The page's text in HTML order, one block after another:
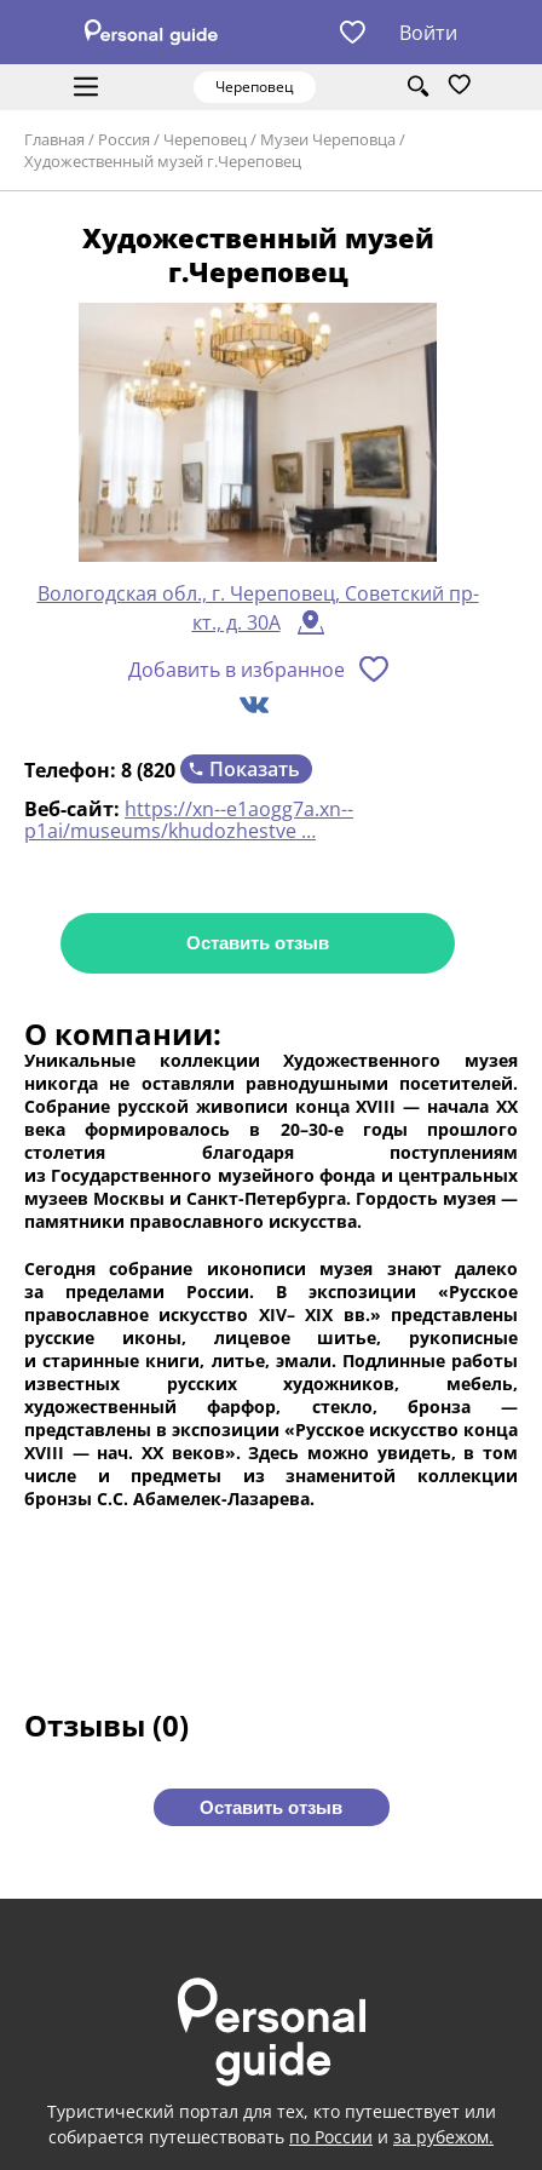
Войти
Череповец
Главная / Россия / Череповец/ Музеи Череповца /
Художественный музей г.Череповец
Художественный музей
г.Череповец
Вологодская обл., г. Череповец, Советский пр-
кт., д. 30А
Добавить в избранное
Телефон: 8 (820
Показать
Веб-сайт: https://xn--e1aogg7a.xn--
p1ai/museums/khudozhestve …
Оставить отзыв
О компании:
Уникальные коллекции Художественного музея
никогда не оставляли равнодушными посетителей.
Собрание русской живописи конца XVIII — начала XX
века формировалось в 20–30-е годы прошлого
столетия благодаря поступлениям
из Государственного музейного фонда и центральных
музеев Москвы и Санкт-Петербурга. Гордость музея —
памятники православного искусства.
Сегодня собрание иконописи музея знают далеко
за пределами России. В экспозиции «Русское
православное искусство XIV– XIX вв.» представлены
русские иконы, лицевое шитье, рукописные
и старинные книги, литье, эмали. Подлинные работы
известных русских художников, мебель,
художественный фарфор, стекло, бронза —
представлены в экспозиции «Русское искусство конца
XVIII — нач. XX веков». Здесь можно увидеть, в том
числе и предметы из знаменитой коллекции
бронзы С.С. Абамелек-Лазарева.
Отзывы (0)
Оставить отзыв
Туристический портал для тех, кто путешествует или
собирается путешествовать по России и за рубежом.